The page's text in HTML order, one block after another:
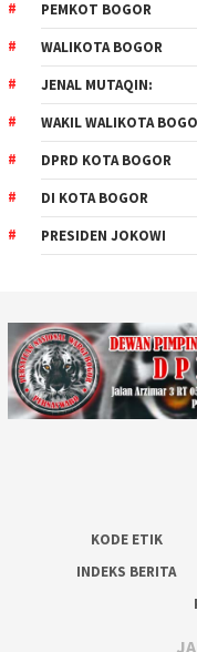
PEMKOT BOGOR
WALIKOTA BOGOR
JENAL MUTAQIN:
WAKIL WALIKOTA
DPRD KOTA BOGOR
DI KOTA BOGOR
PRESIDEN JOKOWI
KODE ETIK
INDEKS BERITA